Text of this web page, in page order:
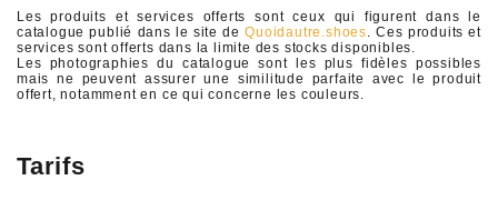
Les produits et services offerts sont ceux qui figurent dans le
catalogue publié dans le site deQuoidautre.shoes. Ces produits et
services sont offerts dans la limite des stocks disponibles.
Les photographies du catalogue sont les plus fidèles possibles
mais ne peuvent assurer une similitude parfaite avec le produit
offert, notamment en ce qui concerne les couleurs.
Tarifs